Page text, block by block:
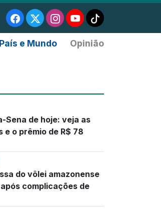
País e Mundo Opinião
Sena de hoje: veja as
o prêmio de R$ 78
do vôlei amazonense
complicações de